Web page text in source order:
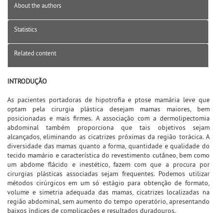
About the authors
Statistics
Related content
INTRODUÇÃO
As pacientes portadoras de hipotrofia e ptose mamária leve que
optam pela cirurgia plástica desejam mamas maiores, bem
posicionadas e mais firmes. A associação com a dermolipectomia
abdominal também proporciona que tais objetivos sejam
alcançados, eliminando as cicatrizes próximas da região torácica. A
diversidade das mamas quanto a forma, quantidade e qualidade do
tecido mamário e característica do revestimento cutâneo, bem como
um abdome flácido e inestético, fazem com que a procura por
cirurgias plásticas associadas sejam frequentes. Podemos utilizar
métodos cirúrgicos em um só estágio para obtenção de formato,
volume e simetria adequada das mamas, cicatrizes localizadas na
região abdominal, sem aumento do tempo operatório, apresentando
baixos índices de complicações e resultados duradouros.